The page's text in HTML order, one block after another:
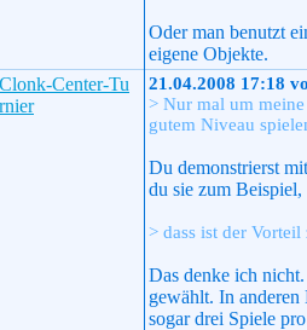
Oder man benutzt
eigene Objekte.
Clonk-Center-Tu
rnier
21.04.2008 17:18
> Nur mal um
gutem Niveau
Du demonstrierst
du sie zum
> dass ist der
Das denke ich
gewählt. In
sogar drei Spiele